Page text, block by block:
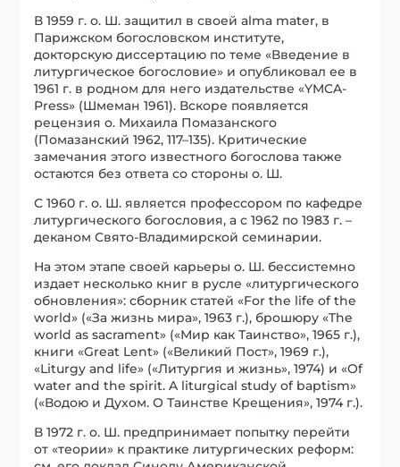
В 1959 г. о. Ш. защитил в своей alma mater, в
Парижском богословском институте,
докторскую диссертацию по теме «Введение в
литургическое богословие» и опубликовал ее в
1961 г. в родном для него издательстве «YMCA-
Press» (Шмеман 1961). Вскоре появляется
рецензия о. Михаила Помазанского
(Помазанский 1962, 117–135). Критические
замечания этого известного богослова также
остаются без ответа со стороны о. Ш.
С 1960 г. о. Ш. является профессором по кафедре
литургического богословия, а с 1962 по 1983 г. –
деканом Свято-Владимирской семинарии.
На этом этапе своей карьеры о. Ш. бессистемно
издает несколько книг в русле «литургического
обновления»: сборник статей «For the life of the
world» («За жизнь мира», 1963 г.), брошюру «The
world as sacrament» («Мир как Таинство», 1965 г.),
книги «Great Lent» («Великий Пост», 1969 г.),
«Liturgy and life» («Литургия и жизнь», 1974) и «Of
water and the spirit. A liturgical study of baptism»
(«Водою и Духом. О Таинстве Крещения», 1974 г.).
В 1972 г. о. Ш. предпринимает попытку перейти
от «теории» к практике литургических реформ: